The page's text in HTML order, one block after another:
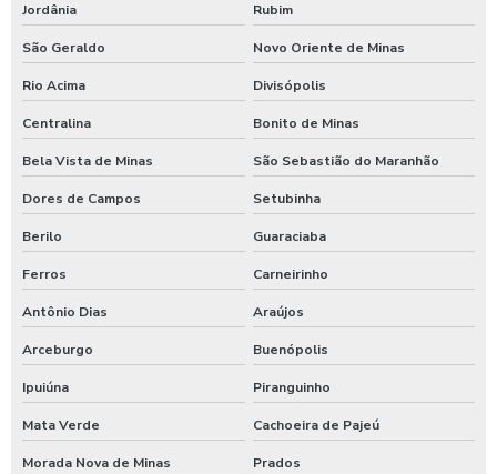
Jordânia Rubim
São Geraldo Novo Oriente de Minas
Rio Acima Divisópolis
Centralina Bonito de Minas
Bela Vista de Minas São Sebastião do Maranhão
Dores de Campos Setubinha
Berilo Guaraciaba
Ferros Carneirinho
Antônio Dias Araújos
Arceburgo Buenópolis
Ipuiúna Piranguinho
Mata Verde Cachoeira de Pajeú
Morada Nova de Minas Prados